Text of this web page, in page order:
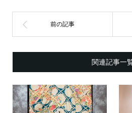
関連記事一